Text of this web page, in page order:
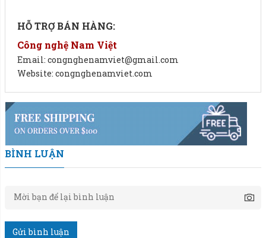
HỖ TRỢ BÁN HÀNG:
Công nghệ Nam Việt
Email: congnghenamviet@gmail.com
Website: congnghenamviet.com
BÌNH LUẬN
Gửi bình luận